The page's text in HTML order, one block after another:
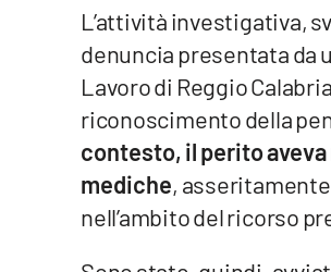
Vibo Valentia
Reggio Calabria
Lamezia Terme
L’attività investigativa,
denuncia presentata da
Lavoro di Reggio
riconoscimento della
contesto, il perito
mediche,
nell’ambito del ricorso